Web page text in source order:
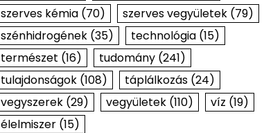
szerves kémia(70) szerves vegyületek(79)
szénhidrogének(35) technológia(15)
természet (16) tudomány(241)
tulajdonságok(108) táplálkozás(24)
vegyszerek(29) vegyületek(110) víz (19)
élelmiszer(15)